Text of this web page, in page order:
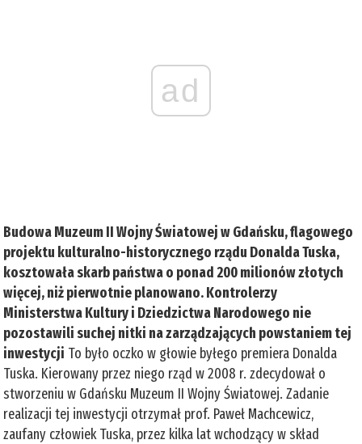
ad
Budowa Muzeum II Wojny Światowej w Gdańsku, flagowego
projektu kulturalno-historycznego rządu Donalda Tuska,
kosztowała skarb państwa o ponad 200 milionów złotych
więcej, niż pierwotnie planowano. Kontrolerzy
Ministerstwa Kultury i Dziedzictwa Narodowego nie
pozostawili suchej nitki na zarządzających powstaniem tej
inwestycji To było oczko w głowie byłego premiera Donalda
Tuska. Kierowany przez niego rząd w 2008 r. zdecydował o
stworzeniu w Gdańsku Muzeum II Wojny Światowej. Zadanie
realizacji tej inwestycji otrzymał prof. Paweł Machcewicz,
zaufany człowiek Tuska, przez kilka lat wchodzący w skład